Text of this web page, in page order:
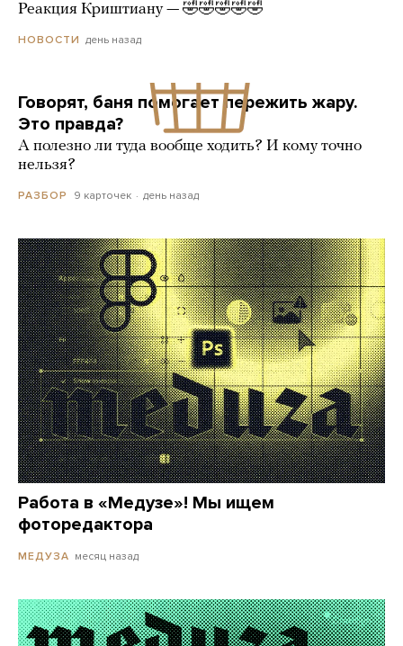
Реакция Криштиану — 🤣🤣🤣🤣🤣
НОВОСТИ день назад
Говорят, баня помогает пережить жару.
Это правда?
А полезно ли туда вообще ходить? И кому точно
нельзя?
РАЗБОР 9 карточек день назад
Работа в «Медузе»! Мы ищем
фоторедактора
МЕДУЗА месяц назад